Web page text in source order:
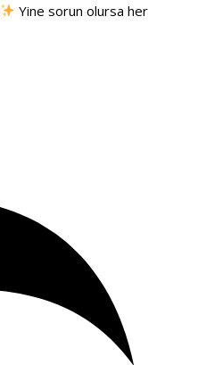
Yine sorun olursa her